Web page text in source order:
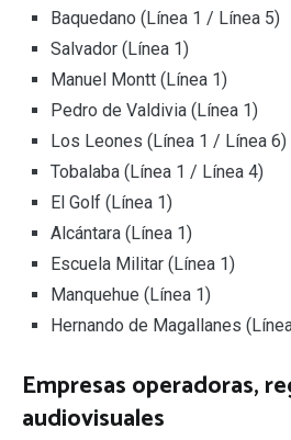
Baquedano (Línea 1 / Línea 5)
Salvador (Línea 1)
Manuel Montt (Línea 1)
Pedro de Valdivia (Línea 1)
Los Leones (Línea 1 / Línea 6)
Tobalaba (Línea 1 / Línea 4)
El Golf (Línea 1)
Alcántara (Línea 1)
Escuela Militar (Línea 1)
Manquehue (Línea 1)
Hernando de Magallanes
Empresas operadoras,
audiovisuales